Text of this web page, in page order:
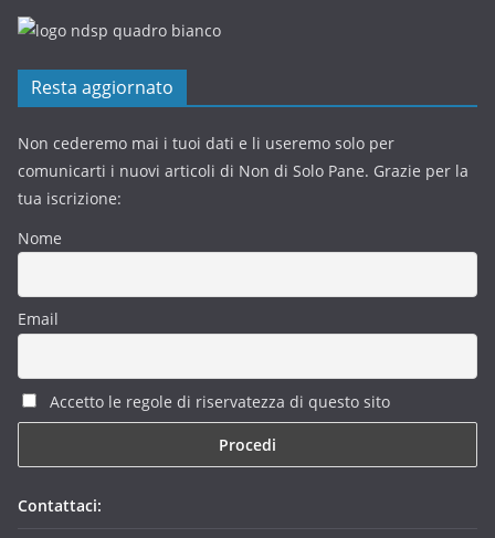
Resta aggiornato
Non cederemo mai i tuoi dati e li useremo solo per
comunicarti i nuovi articoli di Non di Solo Pane. Grazie per la
tua iscrizione:
Nome
Email
Accetto le regole di riservatezza di questo sito
Contattaci: